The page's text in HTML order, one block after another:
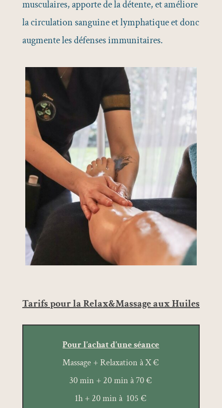
musculaires, apporte de la détente, et améliore
la circulation sanguine et lymphatique et donc
augmente les défenses immunitaires.
Tarifs pour la Relax&Massage aux Huiles
Pour l’achat d’une séance
Massage + Relaxation à X €
30 min + 20 min à 70 €
1h + 20 min à 105 €